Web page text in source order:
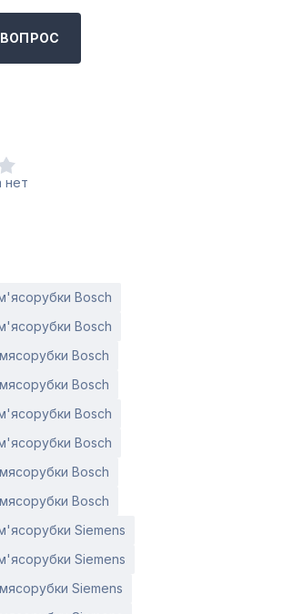
нет
Bosch
Bosch
Bosch
Bosch
Bosch
Bosch
Bosch
Bosch
Siemens
Siemens
Siemens